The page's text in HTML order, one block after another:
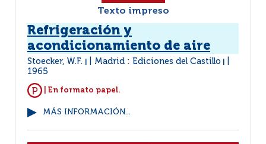
Texto impreso
Refrigeración y
acondicionamiento de aire
Stoecker, W.F. Madrid : Ediciones del Castillo
1965
| En formato papel.
MÁS INFORMACIÓN...